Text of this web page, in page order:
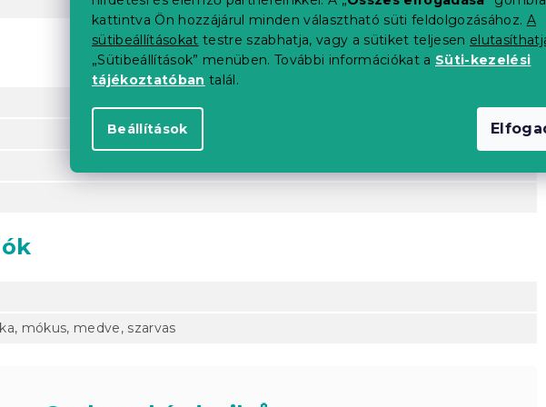
kattintva Ön hozzájárul minden választható süti feldolgozásához. A
sütibeállításokat testre szabhatja, vagy a sütiket teljesen
„Sütibeállítások” menüben. További információkat a Süti-kezelési
tájékoztatóban talál.
Beállítások
mókus, medve, szarvas